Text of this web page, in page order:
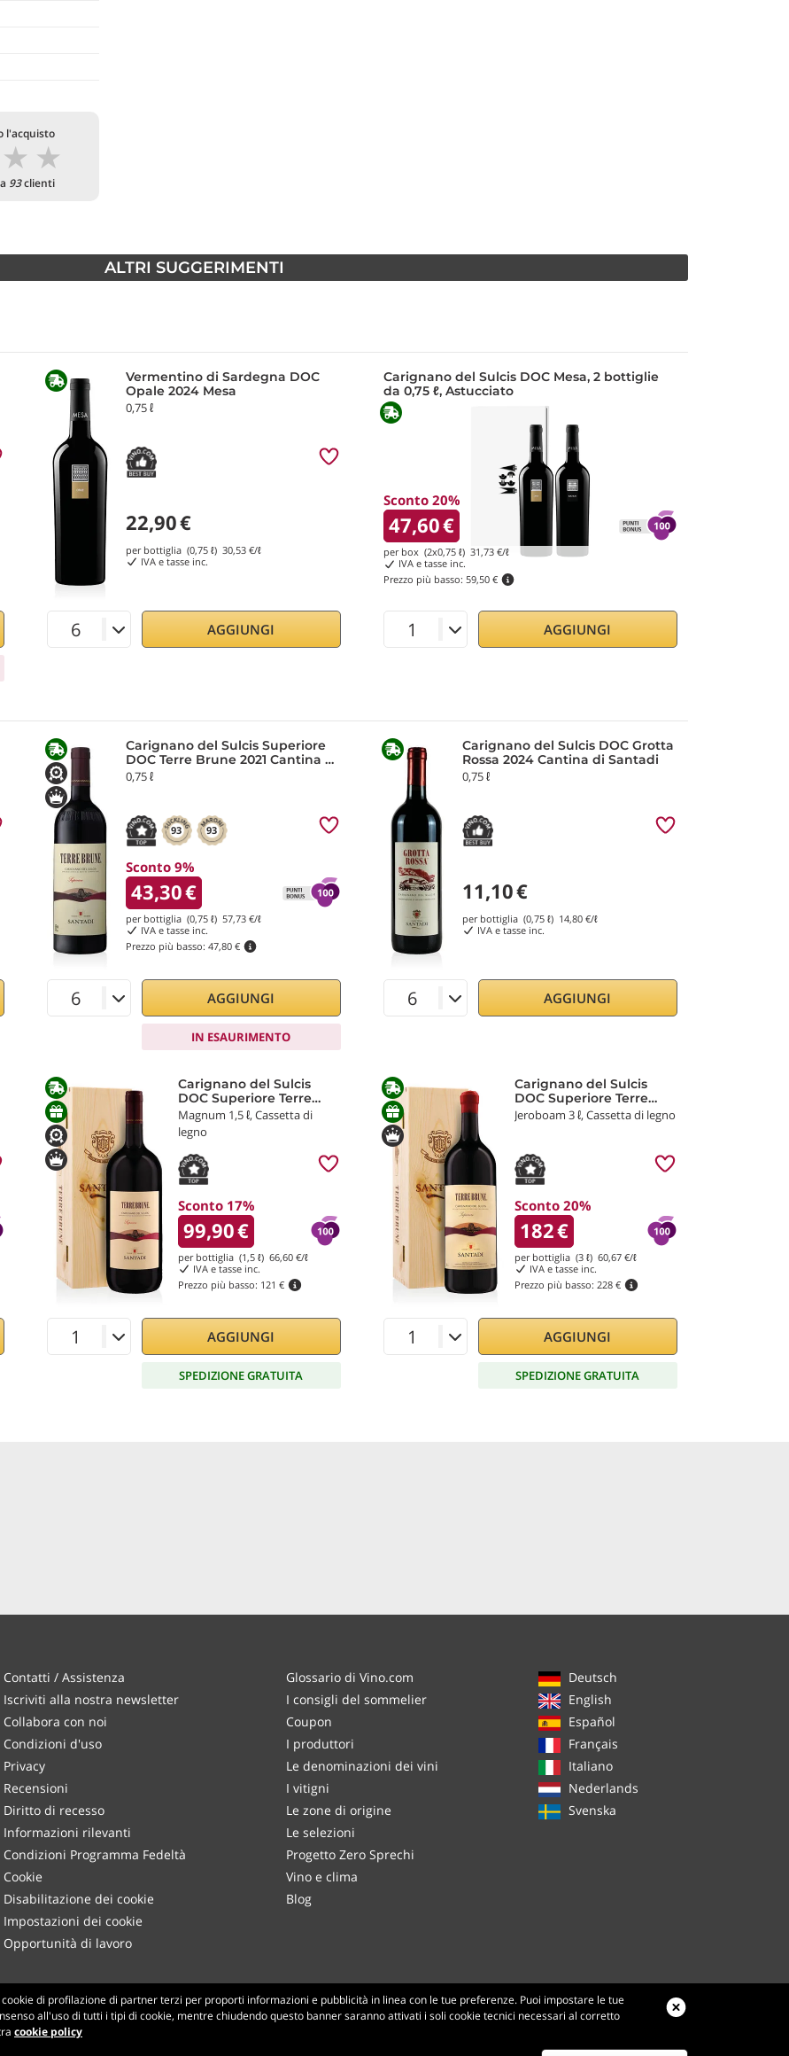
l'acquisto
★
★
93clienti
ALTRI SUGGERIMENTI
Vermentino di Sardegna DOC
Opale 2024 Mesa
0,75 ℓ
22,90€
per bottiglia (0,75 ℓ) 30,53 €/ℓ
IVA e tasse inc.
AGGIUNGI
Carignano del Sulcis DOC Mesa, 2 bottiglie
da 0,75 ℓ, Astucciato
Sconto 20%
47,60€
per box (2x0,75 ℓ) 31,73 €/ℓ
IVA e tasse inc.
Prezzo più basso: 59,50 €
AGGIUNGI
Carignano del Sulcis Superiore
DOC Terre Brune 2021 Cantina di
Santadi
0,75 ℓ
93 93
Sconto 9%
43,30€
per bottiglia (0,75 ℓ) 57,73 €/ℓ
IVA e tasse inc.
Prezzo più basso: 47,80 €
AGGIUNGI
IN ESAURIMENTO
Carignano del Sulcis DOC Grotta
Rossa 2024 Cantina di Santadi
0,75 ℓ
11,10€
per bottiglia (0,75 ℓ) 14,80 €/ℓ
IVA e tasse inc.
AGGIUNGI
Carignano del Sulcis
DOC Superiore Terre
Brune 2020 Cantina di
Santadi
Magnum 1,5 ℓ, Cassetta di
legno
Sconto 17%
99,90€
per bottiglia (1,5 ℓ)66,60 €/ℓ
IVA e tasse inc.
Prezzo più basso: 121 €
AGGIUNGI
SPEDIZIONE GRATUITA
Carignano del Sulcis
DOC Superiore Terre
Brune 2020 Cantina di
Santadi
Jeroboam 3 ℓ, Cassetta di legno
Sconto 20%
182€
per bottiglia (3 ℓ)60,67 €/ℓ
IVA e tasse inc.
Prezzo più basso:228 €
AGGIUNGI
SPEDIZIONE GRATUITA
Contatti / Assistenza
Iscriviti alla nostra newsletter
Collabora con noi
Condizioni d'uso
Privacy
Recensioni
Diritto di recesso
Informazioni rilevanti
Condizioni Programma Fedeltà
Cookie
Disabilitazione dei cookie
Impostazioni dei cookie
Opportunità di lavoro
Glossario di Vino.com
I consigli del sommelier
Coupon
I produttori
Le denominazioni dei vini
I vitigni
Le zone di origine
Le selezioni
Progetto Zero Sprechi
Vino e clima
Blog
Deutsch
English
Español
Français
Italiano
Nederlands
Svenska
Made with
in Tuscany
Pagina elaborata in 218 ms
production-front-1
di profilazione di partner terzi per proporti informazioni e pubblicità in linea con le tue preferenze. Puoi impostare le tue
all'uso di tutti i tipi di cookie, mentre chiudendo questo banner saranno attivati i soli cookie tecnici necessari al corretto
cookie policy